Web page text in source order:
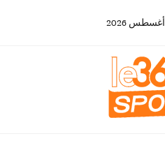
أغسطس 2026